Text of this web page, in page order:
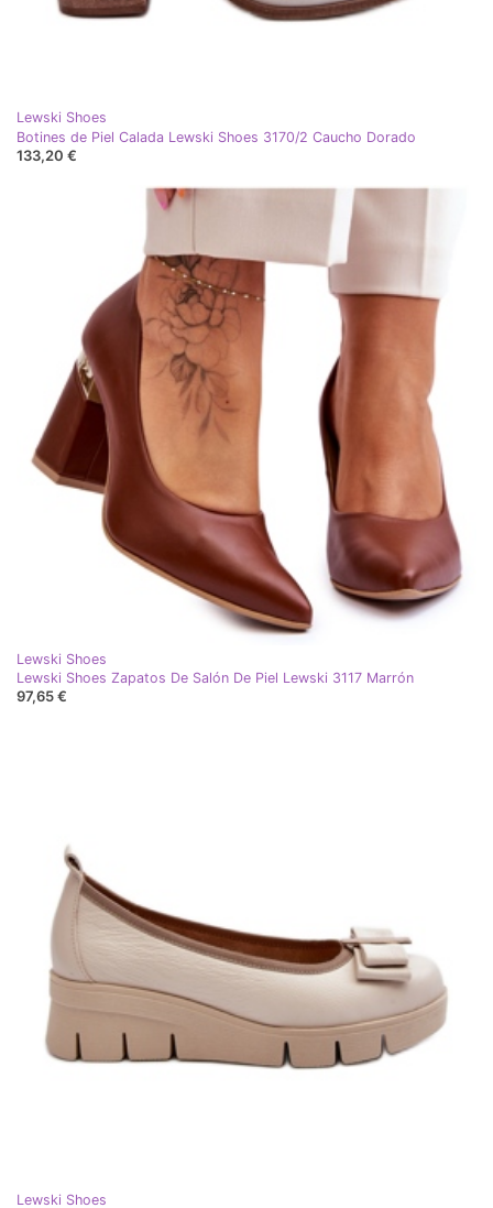
Lewski Shoes
Botines de Piel Calada Lewski Shoes 3170/2 Caucho Dorado
133,20 €
Lewski Shoes
Lewski Shoes Zapatos De Salón De Piel Lewski 3117 Marrón
97,65 €
Lewski Shoes